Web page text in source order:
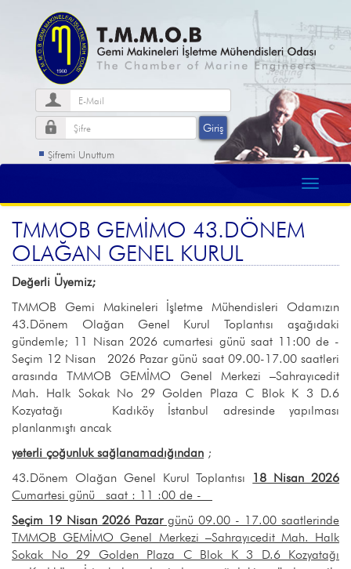
Şifremi Unuttum
TMMOB GEMİMO 43.DÖNEM
OLAĞAN GENEL KURUL
Değerli Üyemiz;
TMMOB Gemi Makineleri İşletme Mühendisleri Odamızın
43.Dönem Olağan Genel Kurul Toplantısı aşağıdaki
gündemle; 11 Nisan 2026 cumartesi günü saat 11:00 de -
Seçim 12 Nisan 2026 Pazar günü saat 09.00-17.00 saatleri
arasında TMMOB GEMİMO Genel Merkezi –Sahrayıcedit
Mah. Halk Sokak No 29 Golden Plaza C Blok K 3 D.6
Kozyatağı Kadıköy İstanbul adresinde yapılması
planlanmıştı ancak
yeterli çoğunluk sağlanamadığından ;
43.Dönem Olağan Genel Kurul Toplantısı 18 Nisan 2026
Cumartesi günü saat : 11 :00 de -
Seçim 19 Nisan 2026 Pazargünü 09.00 - 17.00 saatlerinde
TMMOB GEMİMO Genel Merkezi –Sahrayıcedit Mah. Halk
Sokak No 29 Golden Plaza C Blok K 3 D.6 Kozyatağı